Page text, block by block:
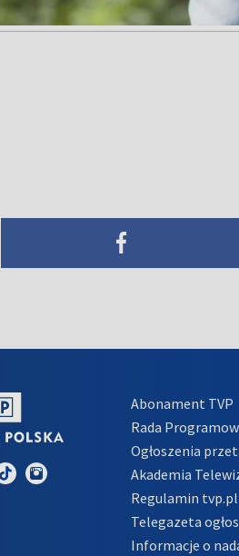
Abonament TVP
Rada
Ogłoszenia
Akademia
Regulamin tvp.pl
Telegazeta
Informacje o